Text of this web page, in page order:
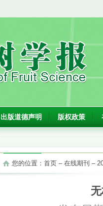
出版道德声明 版权政策
您的位置： 首页 – 在线期刊 –